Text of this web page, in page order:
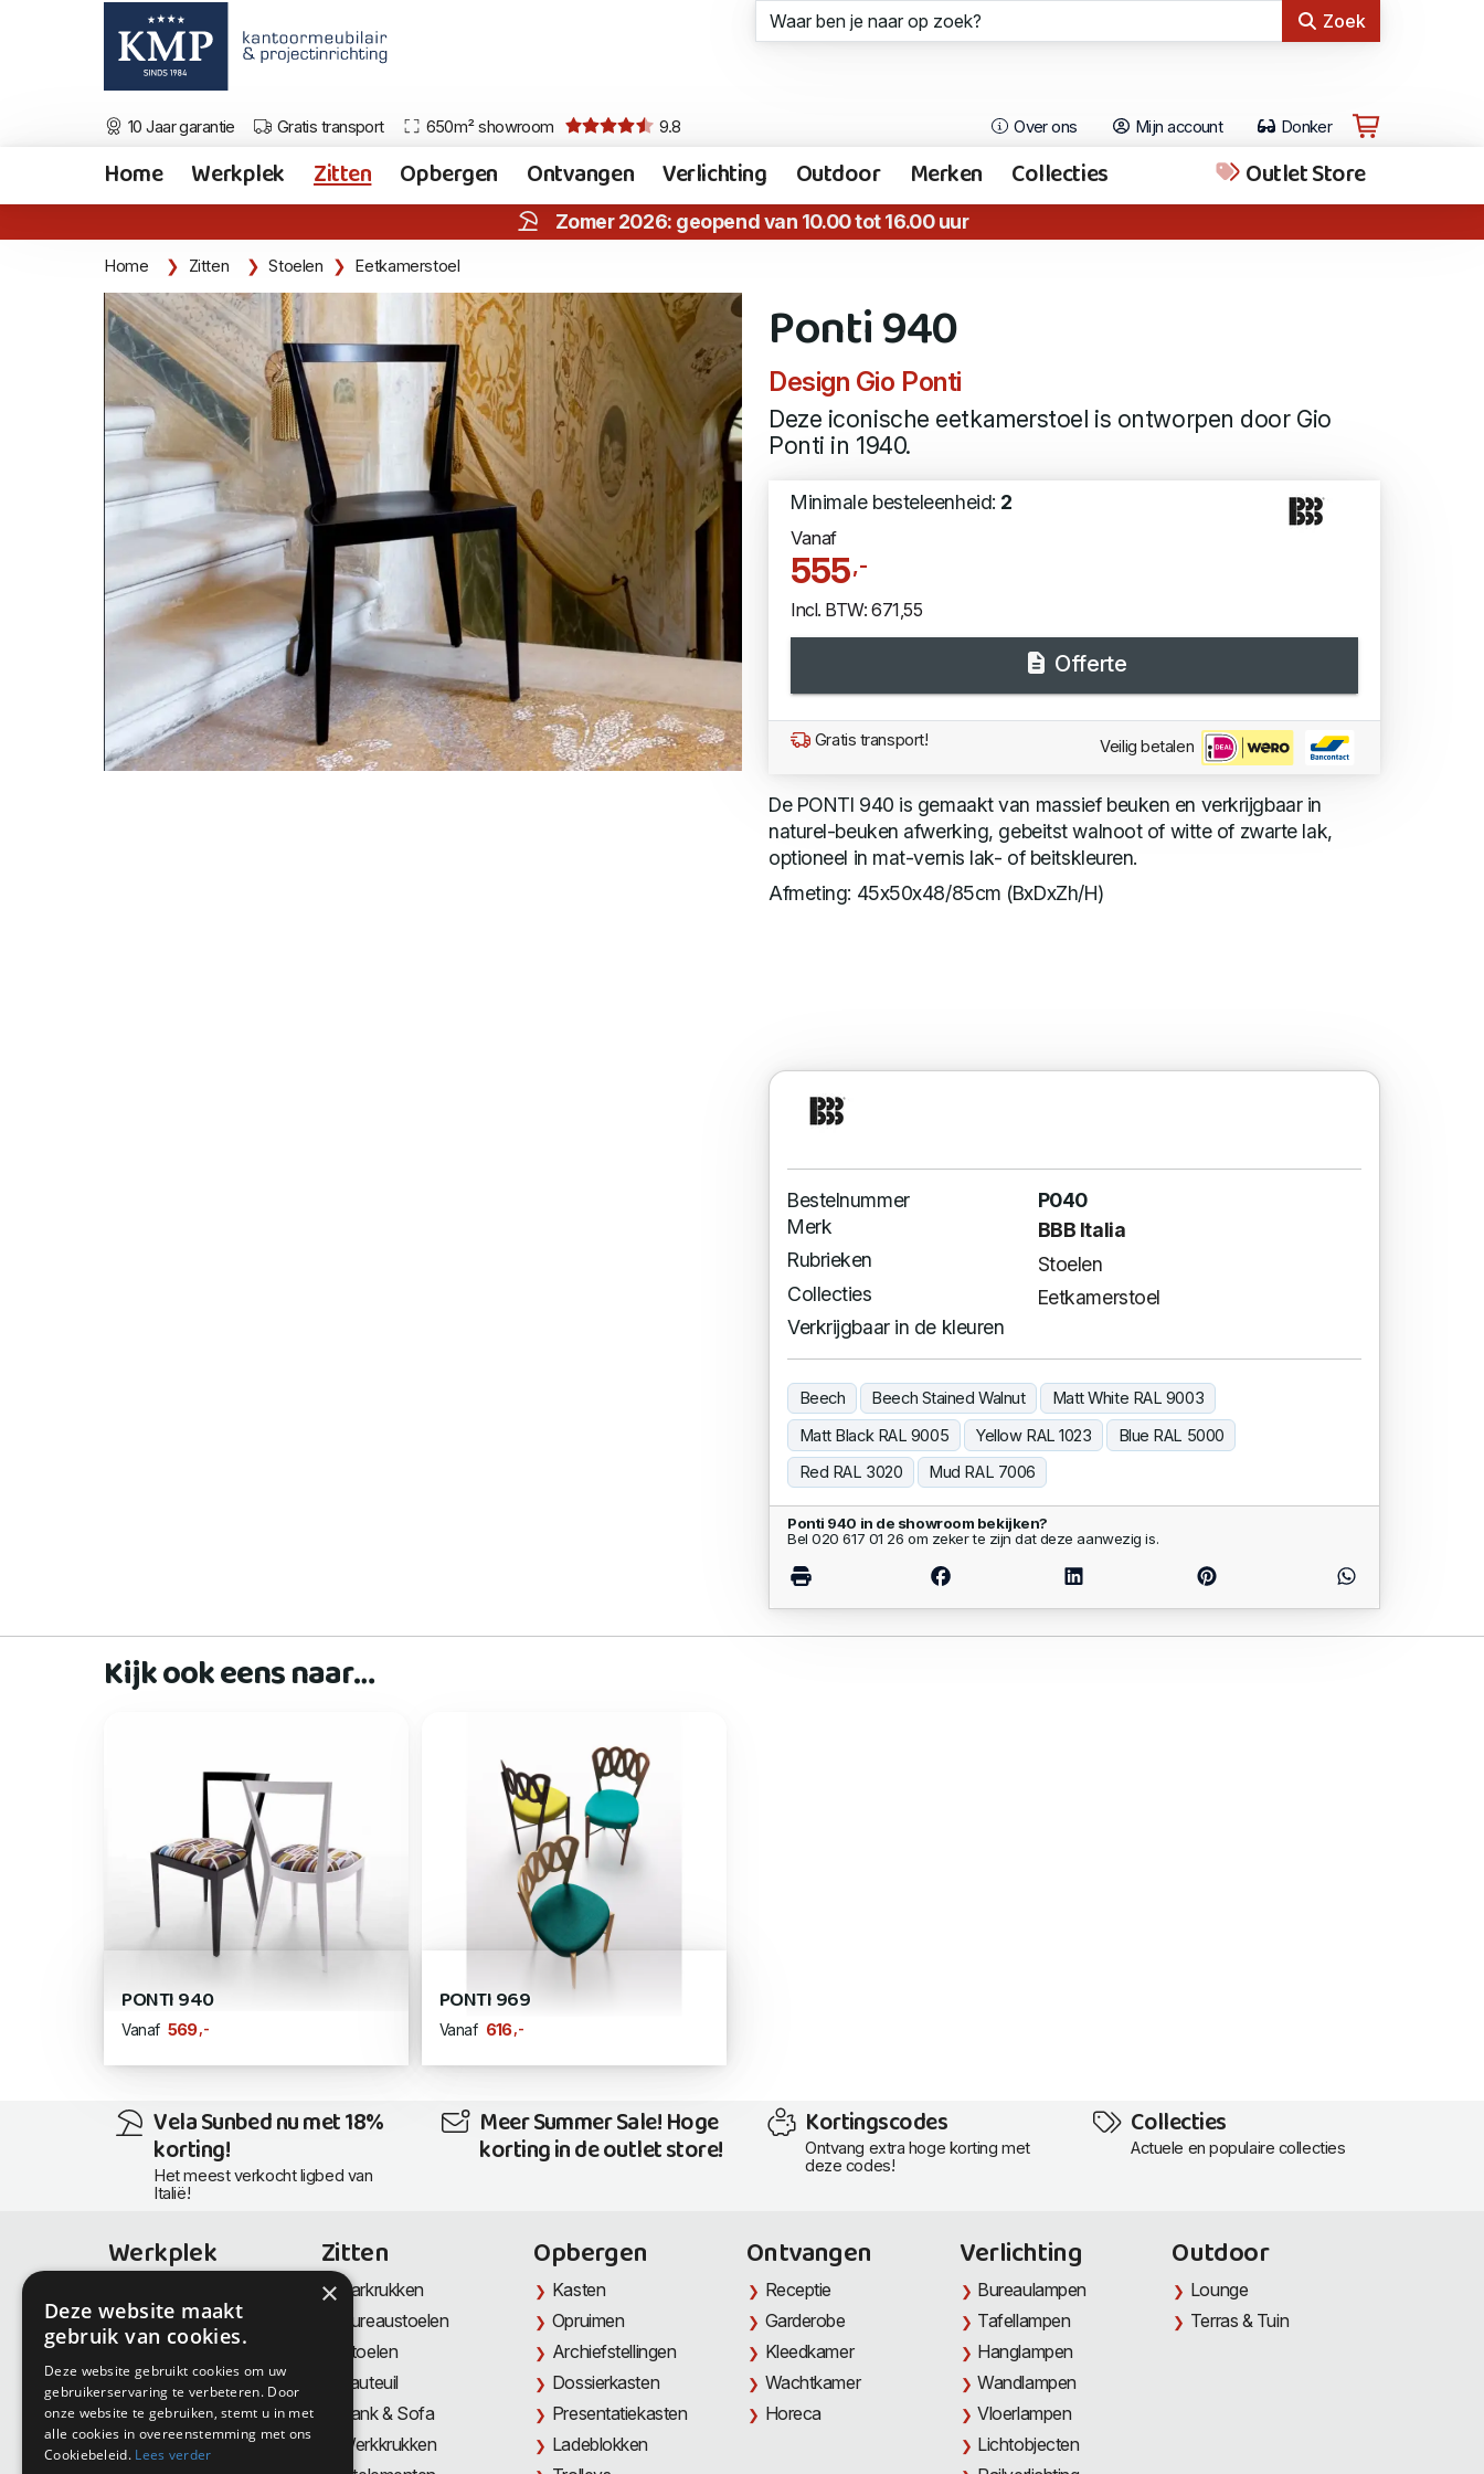
Zoek
10 Jaar garantie Gratis transport 650m² showroom 9.8 Over ons Mijn account Donker
Home Werkplek Zitten Opbergen Ontvangen Verlichting Outdoor Merken Collecties Outlet Store
Zomer 2026: geopend van 10.00 tot 16.00 uur
Home Zitten Stoelen Eetkamerstoel
Ponti 940
Design Gio Ponti
Deze iconische eetkamerstoel is ontworpen door Gio
Ponti in 1940.
Minimale besteleenheid: 2
Vanaf
555,-
Incl. BTW: 671,55
Offerte
Gratis transport! Veilig betalen
De PONTI 940 is gemaakt van massief beuken en verkrijgbaar in
naturel-beuken afwerking, gebeitst walnoot of witte of zwarte lak,
optioneel in mat-vernis lak- of beitskleuren.
Afmeting: 45x50x48/85cm (BxDxZh/H)
Bestelnummer
P040
Merk
BBB Italia
Rubrieken
Stoelen
Collecties
Eetkamerstoel
Verkrijgbaar in de kleuren
Beech Beech Stained Walnut
Matt White RAL 9003
Matt Black RAL 9005
Yellow RAL 1023
Blue RAL 5000
Red RAL 3020
Mud RAL 7006
Ponti 940 in de showroom bekijken?
Bel 020 617 01 26 om zeker te zijn dat deze aanwezig is.
Kijk ook eens naar…
PONTI 940
Vanaf 569 ,-
PONTI 969
Vanaf 616 ,-
Vela Sunbed nu met 18%
korting!
Het meest verkocht ligbed van
Italië!
Meer Summer Sale! Hoge
korting in de outlet store!
Kortingscodes
Ontvang extra hoge korting met
deze codes!
Collecties
Actuele en populaire collecties
Werkplek
Thuiswerkplek
Zit-Sta bureaus
Directiemeubilair
Akoestiek & Privacy
Tafels
Zitten
Barkrukken
Bureaustoelen
Stoelen
Fauteuil
Bank & Sofa
Werkkrukken
Opbergen
Kasten
Opruimen
Archiefstellingen
Dossierkasten
Presentatiekasten
Ladeblokken
Ontvangen
Receptie
Garderobe
Kleedkamer
Wachtkamer
Horeca
Verlichting
Bureaulampen
Tafellampen
Hanglampen
Wandlampen
Vloerlampen
Lichtobjecten
Outdoor
Lounge
Terras & Tuin
×
Deze website maakt
gebruik van cookies.
Deze website gebruikt cookies om uw
gebruikerservaring te verbeteren. Door
onze website te gebruiken, stemt u in met
alle cookies in overeenstemming met ons
Cookiebeleid. Lees verder